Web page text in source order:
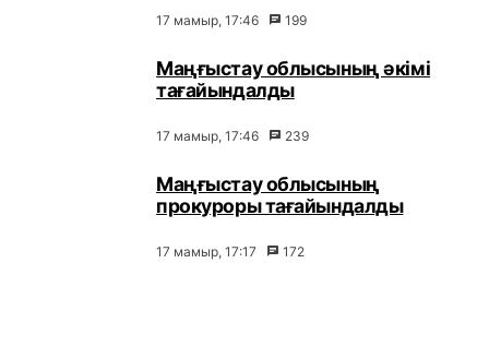
17 мамыр, 17:46 199
Маңғыстау облысының әкімі
тағайындалды
17 мамыр, 17:46 239
Маңғыстау облысының
прокуроры тағайындалды
17 мамыр, 17:17 172